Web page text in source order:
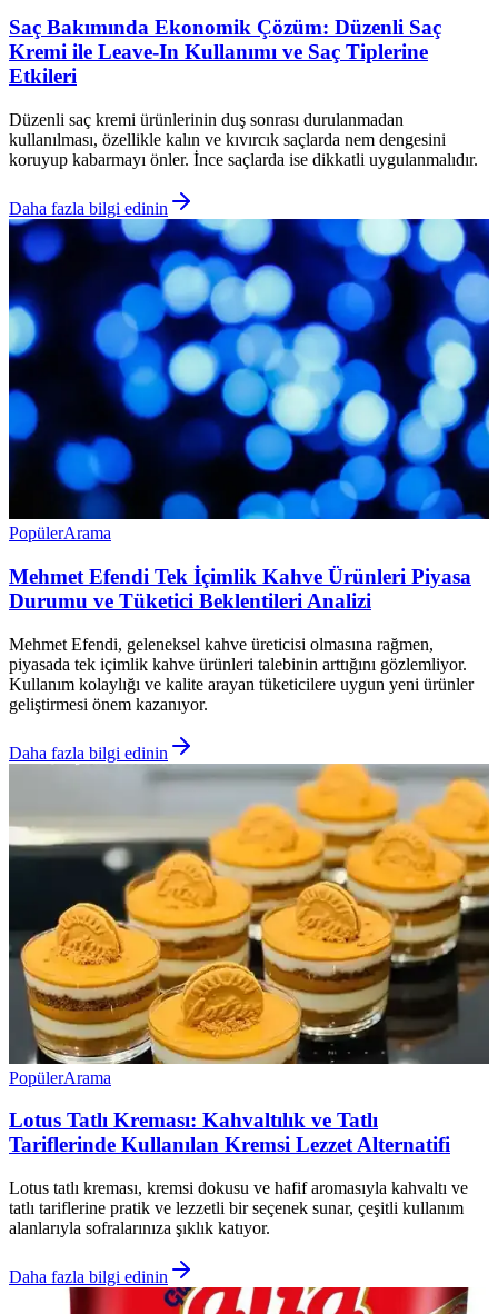
Saç Bakımında Ekonomik Çözüm: Düzenli Saç
Kremi ile Leave-In Kullanımı ve Saç Tiplerine
Etkileri
Düzenli saç kremi ürünlerinin duş sonrası durulanmadan
kullanılması, özellikle kalın ve kıvırcık saçlarda nem dengesini
koruyup kabarmayı önler. İnce saçlarda ise dikkatli uygulanmalıdır.
Daha fazla bilgi edinin
PopülerArama
Mehmet Efendi Tek İçimlik Kahve Ürünleri Piyasa
Durumu ve Tüketici Beklentileri Analizi
Mehmet Efendi, geleneksel kahve üreticisi olmasına rağmen,
piyasada tek içimlik kahve ürünleri talebinin arttığını gözlemliyor.
Kullanım kolaylığı ve kalite arayan tüketicilere uygun yeni ürünler
geliştirmesi önem kazanıyor.
Daha fazla bilgi edinin
PopülerArama
Lotus Tatlı Kreması: Kahvaltılık ve Tatlı
Tariflerinde Kullanılan Kremsi Lezzet Alternatifi
Lotus tatlı kreması, kremsi dokusu ve hafif aromasıyla kahvaltı ve
tatlı tariflerine pratik ve lezzetli bir seçenek sunar, çeşitli kullanım
alanlarıyla sofralarınıza şıklık katıyor.
Daha fazla bilgi edinin